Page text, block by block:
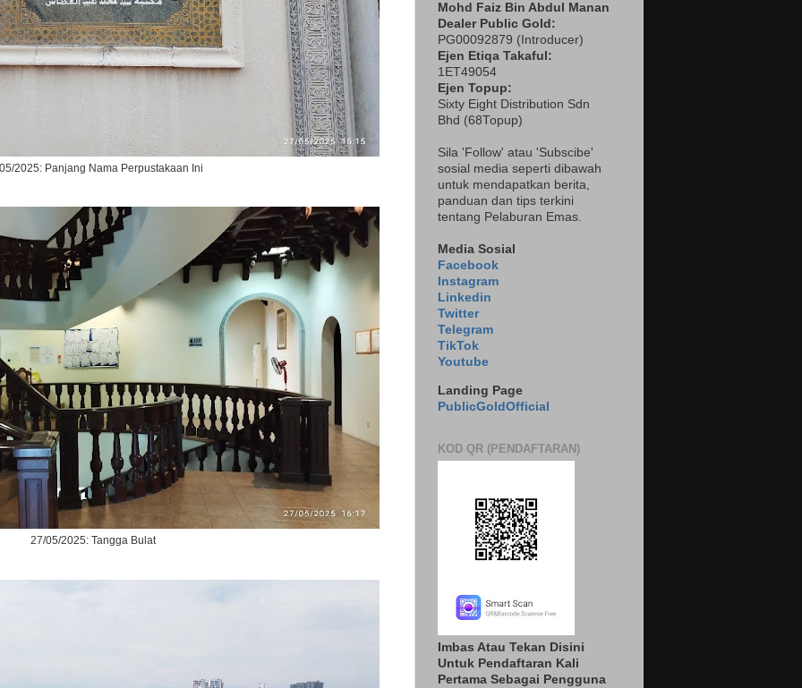
2025: Panjang Nama Perpustakaan Ini
27/05/2025: Tangga Bulat
Mohd Faiz Bin Abdul Manan
Dealer Public Gold:
PG00092879 ( Introducer)
Ejen Etiqa Takaful:
1ET49054
Ejen Topup:
Sixty Eight Distribution Sdn
Bhd (68Topup)
Sila 'Follow' atau 'Subscibe'
sosial media seperti dibawah
untuk mendapatkan berita,
panduan dan tips terkini
tentang Pelaburan Emas.
Media Sosial
Facebook
Instagram
Linkedin
Twitter
Telegram
TikTok
Youtube
Landing Page
PublicGoldOfficial
KOD QR (PENDAFTARAN)
Imbas Atau Tekan Disini
Untuk Pendaftaran Kali
Pertama Sebagai Pengguna